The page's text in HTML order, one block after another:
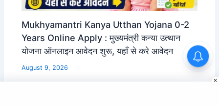
Mukhyamantri Kanya Utthan Yojana 0-2
Years Online Apply : मुख्यमंत्री कन्या उत्थान
योजना ऑनलाइन आवेदन शुरू, यहाँ से करे आवेदन
August 9, 2026
Bihar Aajeevika Gramin